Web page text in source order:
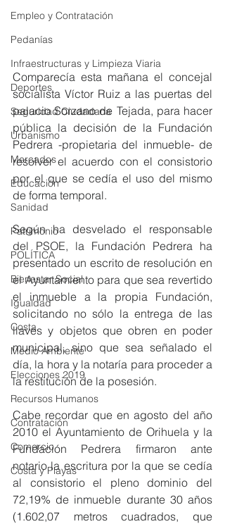
Empleo y Contratación
Pedanías
Infraestructuras y Limpieza Viaria
Deportes
Seguridad Ciudadana
Urbanismo
Mercados
Educación
Sanidad
Patrimonio
POLÍTICA
Bienestar Social
Igualdad
Costa
Medio Ambiente
Elecciones 2019
Recursos Humanos
Contratación
Comercio
Costa y Playas
Comparecía esta mañana el concejal
socialista Víctor Ruiz a las puertas del
palacio Sorzano de Tejada, para hacer
pública la decisión de la Fundación
Pedrera -propietaria del inmueble- de
resolver el acuerdo con el consistorio
por el que se cedía el uso del mismo
de forma temporal.
Según ha desvelado el responsable
del PSOE, la Fundación Pedrera ha
presentado un escrito de resolución en
el Ayuntamiento para que sea revertido
el inmueble a la propia Fundación,
solicitando no sólo la entrega de las
llaves y objetos que obren en poder
municipal, sino que sea señalado el
día, la hora y la notaría para proceder a
la restitución de la posesión.
Cabe recordar que en agosto del año
2010 el Ayuntamiento de Orihuela y la
Fundación Pedrera firmaron ante
notario la escritura por la que se cedía
al consistorio el pleno dominio del
72,19% de inmueble durante 30 años
(1.602,07 metros cuadrados, que